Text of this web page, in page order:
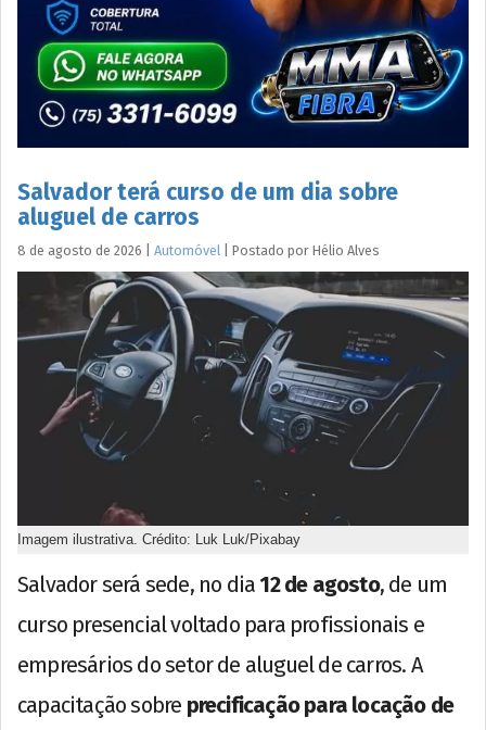
Salvador terá curso de um dia sobre
aluguel de carros
8 de agosto de 2026 Automóvel Postado por Hélio Alves
Imagem ilustrativa. Crédito: Luk Luk/Pixabay
Salvador será sede, no dia 12 de agosto, de um
curso presencial voltado para profissionais e
empresários do setor de aluguel de carros. A
capacitação sobre precificação para locação de